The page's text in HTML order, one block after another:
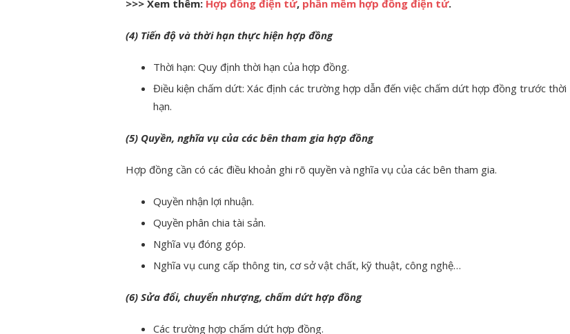
>>> Xem thêm: Hợp đồng điện tử, phần mềm hợp đồng điện tử.
(4) Tiến độ và thời hạn thực hiện hợp đồng
Thời hạn: Quy định thời hạn của hợp đồng.
Điều kiện chấm dứt: Xác định các trường hợp dẫn đến việc chấm dứt hợp đồng trước thời
hạn.
(5) Quyền, nghĩa vụ của các bên tham gia hợp đồng
Hợp đồng cần có các điều khoản ghi rõ quyền và nghĩa vụ của các bên tham gia.
Quyền nhận lợi nhuận.
Quyền phân chia tài sản.
Nghĩa vụ đóng góp.
Nghĩa vụ cung cấp thông tin, cơ sở vật chất, kỹ thuật, công nghệ…
(6) Sửa đổi, chuyển nhượng, chấm dứt hợp đồng
Các trường hợp chấm dứt hợp đồng.